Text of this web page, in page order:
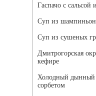
Гаспачо с сальсой
Суп из
Суп из сушеных
Дмитрогорская
кефире
Холодный дынный
сорбетом